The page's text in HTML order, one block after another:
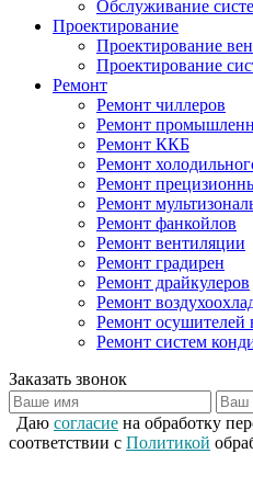
Обслуживание
Проектирование
Проектирование
Проектирование
Ремонт
Ремонт чиллеров
Ремонт
Ремонт ККБ
Ремонт
Ремонт
Ремонт
Ремонт фанкойлов
Ремонт вентиляции
Ремонт градирен
Ремонт драйкулеров
Ремонт
Ремонт осушителей
Ремонт систем
Заказать звонок
Даю согласие на обработку
соответствии с Политикой